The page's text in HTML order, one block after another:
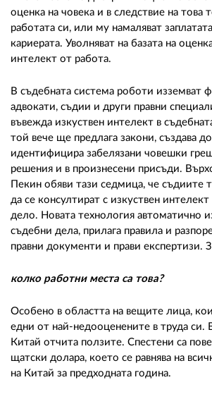
оценка на човека и в следствие на това
работата си, или му намаляват
кариерата. Уволняват на базата на
интелект от работа.
В съдебната система роботи изземват
адвокати, съдии и други правни
въвежда изкуствен интелект в
той вече ще предлага закони, създава
идентифицира забелязани човешки
решения и в произнесени присъди.
Пекин обяви тази седмица, че съдиите
да се консултират с изкуствен
дело. Новата технология автоматично
съдебни дела, прилага правила и
правни документи и прави експертизи.
колко работни места са това?
Особено в областта на вещите лица,
едни от най-недооценените в труда
Китай отчита ползите. Спестени са
щатски долара, което се равнява на
на Китай за предходната година.